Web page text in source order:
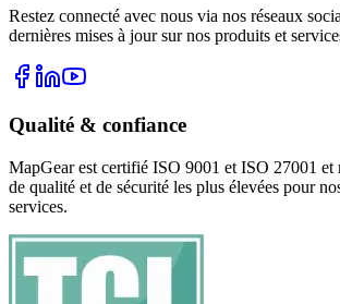
Restez connecté avec nous via nos réseaux
dernières mises à jour sur nos produits et
Qualité & confiance
MapGear est certifié ISO 9001 et ISO 27001 et
de qualité et de sécurité les plus élevées pour
services.